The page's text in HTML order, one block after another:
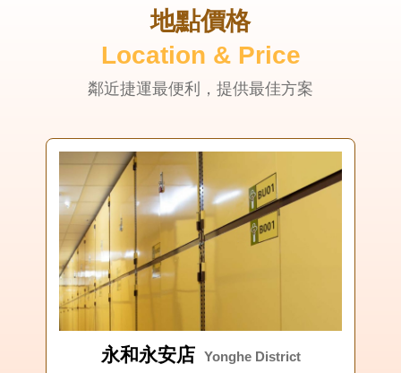
地點價格
Location & Price
鄰近捷運最便利，提供最佳方案
永和永安店 Yonghe District